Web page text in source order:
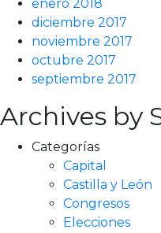
enero 2018
diciembre 2017
noviembre 2017
octubre 2017
septiembre 2017
Archives by
Categorías
Capital
Castilla y León
Congresos
Elecciones